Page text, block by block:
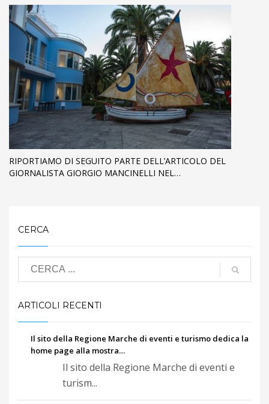
RIPORTIAMO DI SEGUITO PARTE DELL’ARTICOLO DEL
GIORNALISTA GIORGIO MANCINELLI NEL…
CERCA
ARTICOLI RECENTI
Il sito della Regione Marche di eventi e turismo dedica la
home page alla mostra…
Il sito della Regione Marche di eventi e
turism...